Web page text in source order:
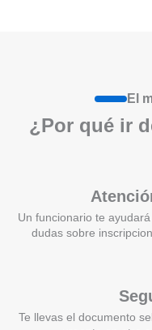
El
¿Por qué ir
Un funcionario te
dudas sobre
Te llevas el documento